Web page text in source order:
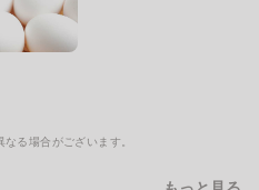
る場合がございます。